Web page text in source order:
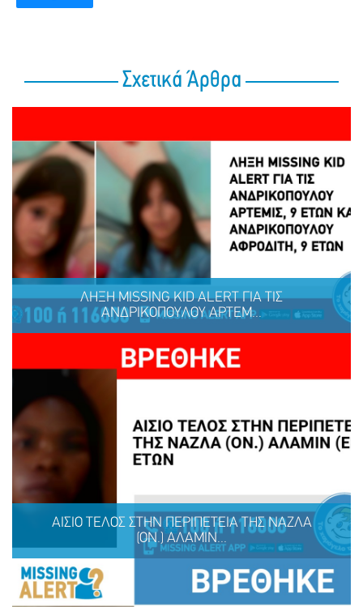
Σχετικά Άρθρα
ΛΗΞΗ MISSING KID ALERT ΓΙΑ ΤΙΣ
ΑΝΔΡΙΚΟΠΟΥΛΟΥ ΑΡΤΕΜ...
ΛΗΞΗ MISSING KID ALERT ΓΙΑ ΤΙΣ ΑΝΔΡΙΚΟΠΟΥΛΟΥ
ΑΡΤΕΜΙΣ, 9 ΕΤΩΝ ΚΑΙ ΑΝΔΡΙΚΟΠΟΥΛΟΥ ΑΦΡΟΔΙΤΗ, 9
ΕΤΩΝ
ΜΟΙΡΑΣΟΥ
ΔΡΑΣΕ
ΤΩΡΑ
ΑΙΣΙΟ ΤΕΛΟΣ ΣΤΗΝ ΠΕΡΙΠΕΤΕΙΑ ΤΗΣ ΝΑΖΛΑ
(ΟΝ.) ΑΛΑΜΙΝ...